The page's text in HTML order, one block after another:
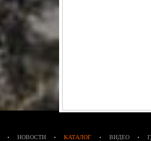
НОВОСТИ КАТАЛОГ ВИДЕО